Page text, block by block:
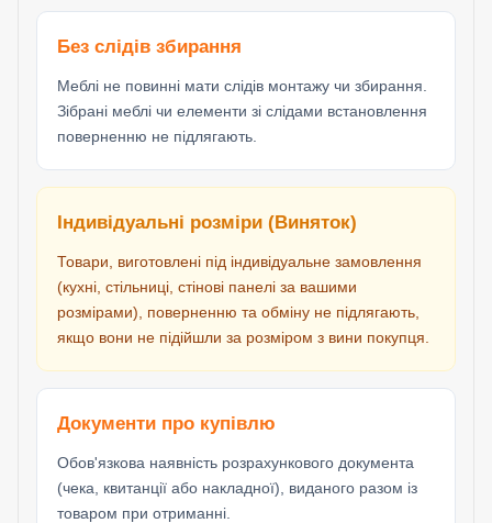
Без слідів збирання
Меблі не повинні мати слідів монтажу чи збирання.
Зібрані меблі чи елементи зі слідами встановлення
поверненню не підлягають.
Індивідуальні розміри (Виняток)
Товари, виготовлені під індивідуальне замовлення
(кухні, стільниці, стінові панелі за вашими
розмірами), поверненню та обміну не підлягають,
якщо вони не підійшли за розміром з вини покупця.
Документи про купівлю
Обов'язкова наявність розрахункового документа
(чека, квитанції або накладної), виданого разом із
товаром при отриманні.